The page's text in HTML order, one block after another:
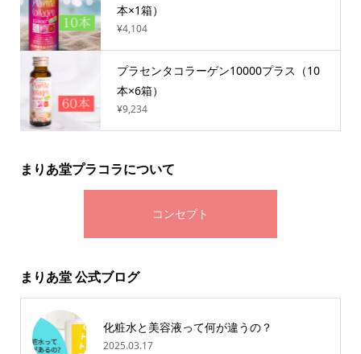
本×1箱）
¥4,104
プラセンタコラーゲン10000プラス（10
本×6箱）
¥9,234
まりあ堂プラコラについて
コンセプト
まりあ堂 公式ブログ
化粧水と美容液って何が違うの？
2025.03.17